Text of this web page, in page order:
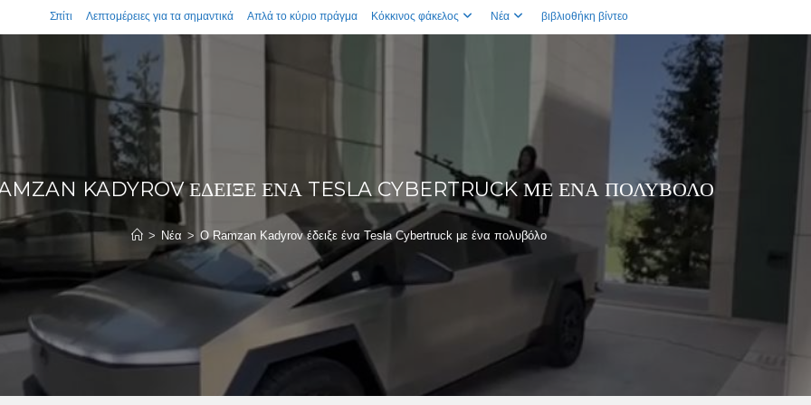
Σπίτι Λεπτομέρειες για τα σημαντικά Απλά το κύριο πράγμα Κόκκινος φάκελος Νέα βιβλιοθήκη βίντεο
KADYROV ΈΔΕΙΞΕ ΈΝΑ TESLA CYBERTRUCK ΜΕ ΈΝΑ ΠΟΛΥΒΌΛΟ
> Νέα > Ο Ramzan Kadyrov έδειξε ένα Tesla Cybertruck με ένα πολυβόλο